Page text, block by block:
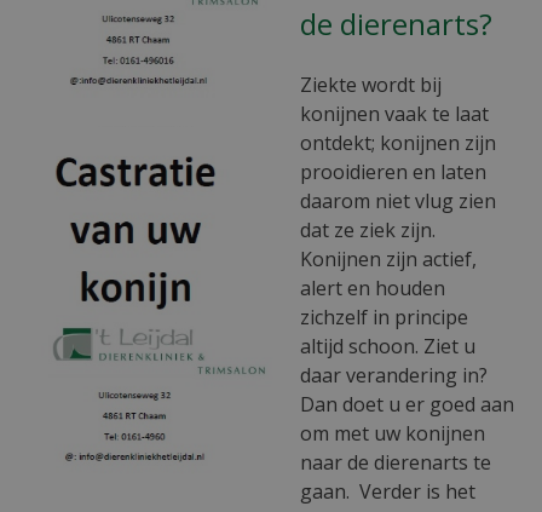
de dierenarts?
Ziekte wordt bij
konijnen vaak te laat
ontdekt; konijnen zijn
prooidieren en laten
daarom niet vlug zien
dat ze ziek zijn.
Konijnen zijn actief,
alert en houden
zichzelf in principe
altijd schoon. Ziet u
daar verandering in?
Dan doet u er goed aan
om met uw konijnen
naar de dierenarts te
gaan. Verder is het